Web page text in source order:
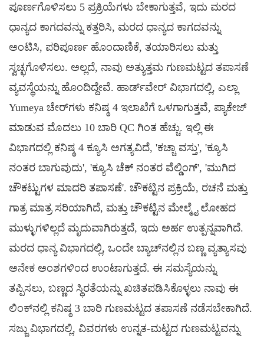
ಪೂರ್ಣಗೊಳಿಸಲು 5 ಪ್ರಕ್ರಿಯೆಗಳು ಬೇಕಾಗುತ್ತವೆ, ಇದು ಮರದ
ಧಾನ್ಯದ ಕಾಗದವನ್ನು ಕತ್ತರಿಸಿ, ಮರದ ಧಾನ್ಯದ ಕಾಗದವನ್ನು
ಅಂಟಿಸಿ, ಪರಿಪೂರ್ಣ ಹೊಂದಾಣಿಕೆ, ತಯಾರಿಸಲು ಮತ್ತು
ಸ್ವಚ್ಛಗೊಳಿಸಲು. ಅಲ್ಲದೆ, ನಾವು ಅತ್ಯುತ್ತಮ ಗುಣಮಟ್ಟದ ತಪಾಸಣೆ
ವ್ಯವಸ್ಥೆಯನ್ನು ಹೊಂದಿದ್ದೇವೆ. ಹಾರ್ಡ್‌ವೇರ್ ವಿಭಾಗದಲ್ಲಿ, ಎಲ್ಲಾ
Yumeya ಚೇರ್‌ಗಳು ಕನಿಷ್ಠ 4 ಇಲಾಖೆಗೆ ಒಳಗಾಗುತ್ತವೆ, ಪ್ಯಾಕೇಜ್
ಮಾಡುವ ಮೊದಲು 10 ಬಾರಿ QC ಗಿಂತ ಹೆಚ್ಚು. ಇಲ್ಲಿ ಈ
ವಿಭಾಗದಲ್ಲಿ ಕನಿಷ್ಠ 4 ಕ್ಯೂಸಿ ಅಗತ್ಯವಿದೆ, 'ಕಚ್ಚಾ ವಸ್ತು', 'ಕ್ಯೂಸಿ
ನಂತರ ಬಾಗುವುದು', 'ಕ್ಯೂಸಿ ಚೆಕ್ ನಂತರ ವೆಲ್ಡಿಂಗ್', 'ಮುಗಿದ
ಚೌಕಟ್ಟುಗಳ ಮಾದರಿ ತಪಾಸಣೆ'. ಚೌಕಟ್ಟಿನ ಪ್ರಕ್ರಿಯೆ, ರಚನೆ ಮತ್ತು
ಗಾತ್ರ ಮಾತ್ರ ಸರಿಯಾಗಿದೆ, ಮತ್ತು ಚೌಕಟ್ಟಿನ ಮೇಲ್ಮೈ ಲೋಹದ
ಮುಳ್ಳುಗಳಿಲ್ಲದೆ ಮೃದುವಾಗಿರುತ್ತದೆ, ಇದು ಅರ್ಹ ಉತ್ಪನ್ನವಾಗಿದೆ.
ಮರದ ಧಾನ್ಯ ವಿಭಾಗದಲ್ಲಿ, ಒಂದೇ ಬ್ಯಾಚ್‌ನಲ್ಲಿನ ಬಣ್ಣ ವ್ಯತ್ಯಾಸವು
ಅನೇಕ ಅಂಶಗಳಿಂದ ಉಂಟಾಗುತ್ತದೆ. ಈ ಸಮಸ್ಯೆಯನ್ನು
ತಪ್ಪಿಸಲು, ಬಣ್ಣದ ಸ್ಥಿರತೆಯನ್ನು ಖಚಿತಪಡಿಸಿಕೊಳ್ಳಲು ನಾವು ಈ
ಲಿಂಕ್‌ನಲ್ಲಿ ಕನಿಷ್ಠ 3 ಬಾರಿ ಗುಣಮಟ್ಟದ ತಪಾಸಣೆ ನಡೆಸಬೇಕಾಗಿದೆ.
ಸಜ್ಜು ವಿಭಾಗದಲ್ಲಿ, ವಿವರಗಳು ಉನ್ನತ-ಮಟ್ಟದ ಗುಣಮಟ್ಟವನ್ನು